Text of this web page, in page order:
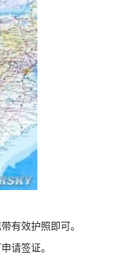
有效护照即可。
请签证。